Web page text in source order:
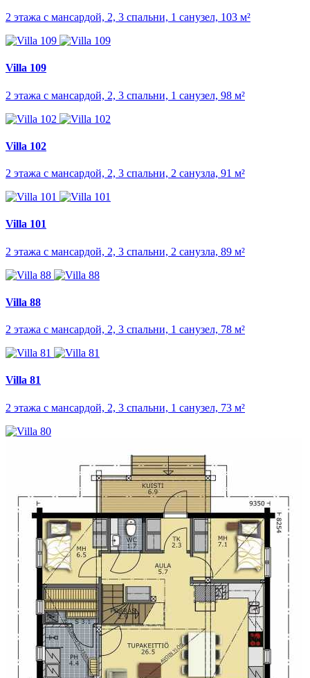
2 этажа с мансардой, 2, 3 спальни, 1 санузел, 103 м²
Villa 109
2 этажа с мансардой, 2, 3 спальни, 1 санузел, 98 м²
Villa 102
2 этажа с мансардой, 2, 3 спальни, 2 санузла, 91 м²
Villa 101
2 этажа с мансардой, 2, 3 спальни, 2 санузла, 89 м²
Villa 88
2 этажа с мансардой, 2, 3 спальни, 1 санузел, 78 м²
Villa 81
2 этажа с мансардой, 2, 3 спальни, 1 санузел, 73 м²